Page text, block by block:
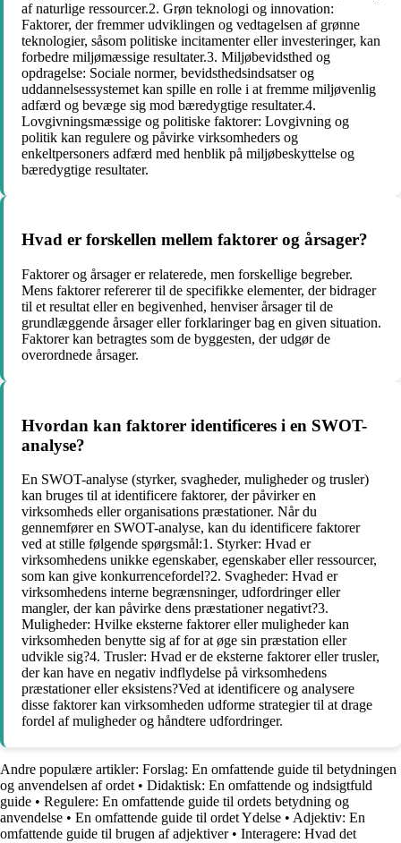
af naturlige ressourcer.2. Grøn teknologi og innovation:
Faktorer, der fremmer udviklingen og vedtagelsen af grønne
teknologier, såsom politiske incitamenter eller investeringer, kan
forbedre miljømæssige resultater.3. Miljøbevidsthed og
opdragelse: Sociale normer, bevidsthedsindsatser og
uddannelsessystemet kan spille en rolle i at fremme miljøvenlig
adfærd og bevæge sig mod bæredygtige resultater.4.
Lovgivningsmæssige og politiske faktorer: Lovgivning og
politik kan regulere og påvirke virksomheders og
enkeltpersoners adfærd med henblik på miljøbeskyttelse og
bæredygtige resultater.
Hvad er forskellen mellem faktorer og årsager?
Faktorer og årsager er relaterede, men forskellige begreber.
Mens faktorer refererer til de specifikke elementer, der bidrager
til et resultat eller en begivenhed, henviser årsager til de
grundlæggende årsager eller forklaringer bag en given situation.
Faktorer kan betragtes som de byggesten, der udgør de
overordnede årsager.
Hvordan kan faktorer identificeres i en SWOT-
analyse?
En SWOT-analyse (styrker, svagheder, muligheder og trusler)
kan bruges til at identificere faktorer, der påvirker en
virksomheds eller organisations præstationer. Når du
gennemfører en SWOT-analyse, kan du identificere faktorer
ved at stille følgende spørgsmål:1. Styrker: Hvad er
virksomhedens unikke egenskaber, egenskaber eller ressourcer,
som kan give konkurrencefordel?2. Svagheder: Hvad er
virksomhedens interne begrænsninger, udfordringer eller
mangler, der kan påvirke dens præstationer negativt?3.
Muligheder: Hvilke eksterne faktorer eller muligheder kan
virksomheden benytte sig af for at øge sin præstation eller
udvikle sig?4. Trusler: Hvad er de eksterne faktorer eller trusler,
der kan have en negativ indflydelse på virksomhedens
præstationer eller eksistens?Ved at identificere og analysere
disse faktorer kan virksomheden udforme strategier til at drage
fordel af muligheder og håndtere udfordringer.
Andre populære artikler: Forslag: En omfattende guide til betydningen
og anvendelsen af ordet • Didaktisk: En omfattende og indsigtfuld
guide • Regulere: En omfattende guide til ordets betydning og
anvendelse • En omfattende guide til ordet Ydelse • Adjektiv: En
omfattende guide til brugen af adjektiver• Interagere: Hvad det